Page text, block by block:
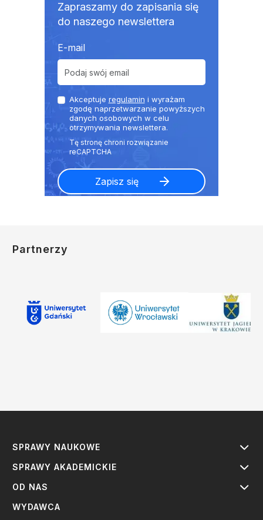
Zapraszamy do zapisania się
do naszego newslettera
E-mail
Akceptuje regulamin i wyrażam
zgodę naprzetwarzanie powyższych
danych osobowych w celu
otrzymywania newslettera.
Partnerzy
SPRAWY NAUKOWE
SPRAWY AKADEMICKIE
OD NAS
WYDAWCA